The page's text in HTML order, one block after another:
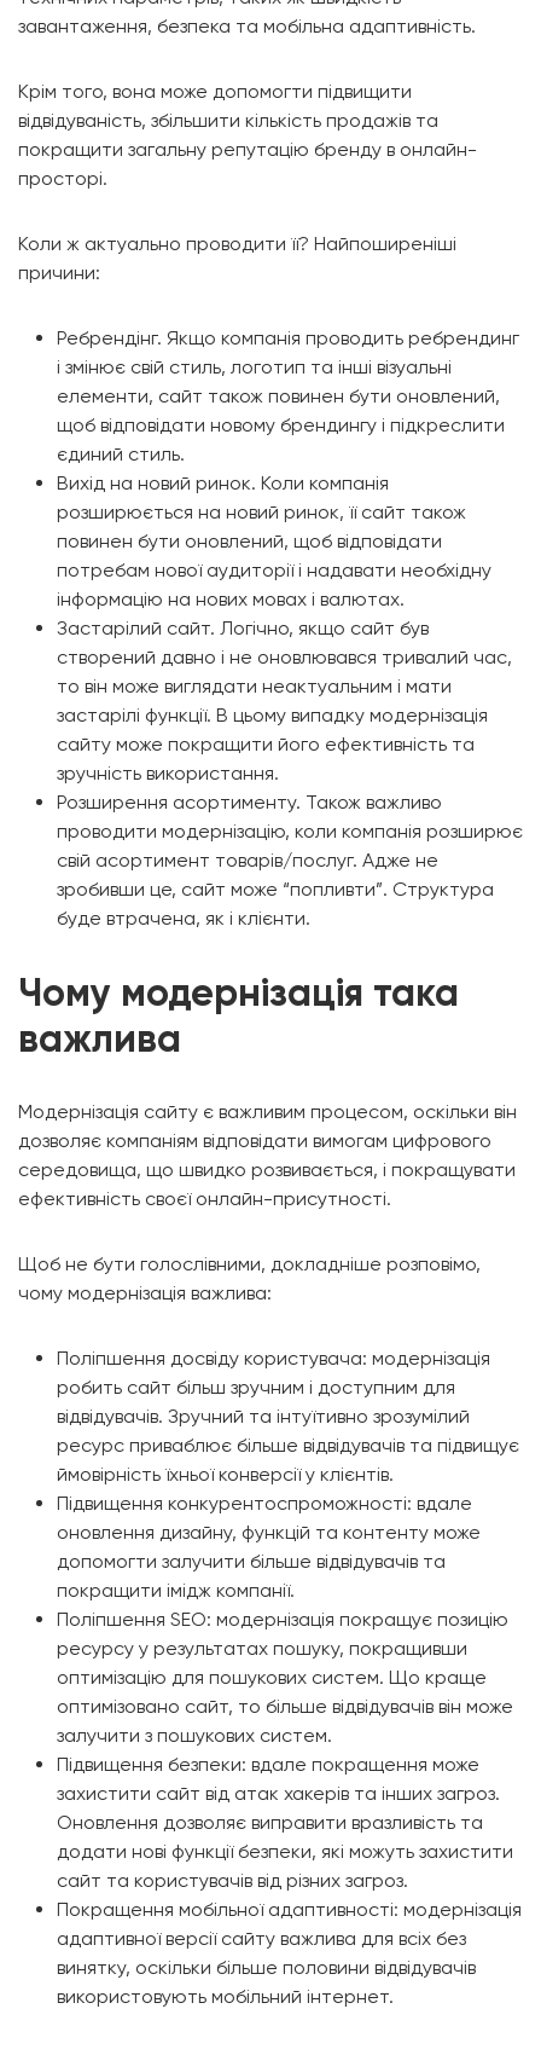
завантаження, безпека та мобільна адаптивність.
Крім того, вона може допомогти підвищити
відвідуваність, збільшити кількість продажів та
покращити загальну репутацію бренду в онлайн-
просторі.
Коли ж актуально проводити її? Найпоширеніші
причини:
Ребрендінг. Якщо компанія проводить ребрендинг
і змінює свій стиль, логотип та інші візуальні
елементи, сайт також повинен бути оновлений,
щоб відповідати новому брендингу і підкреслити
єдиний стиль.
Вихід на новий ринок. Коли компанія
розширюється на новий ринок, її сайт також
повинен бути оновлений, щоб відповідати
потребам нової аудиторії і надавати необхідну
інформацію на нових мовах і валютах.
Застарілий сайт. Логічно, якщо сайт був
створений давно і не оновлювався тривалий час,
то він може виглядати неактуальним і мати
застарілі функції. В цьому випадку модернізація
сайту може покращити його ефективність та
зручність використання.
Розширення асортименту. Також важливо
проводити модернізацію, коли компанія розширює
свій асортимент товарів/послуг. Адже не
зробивши це, сайт може “попливти”. Структура
буде втрачена, як і клієнти.
Чому модернізація така
важлива
Модернізація сайту є важливим процесом, оскільки він
дозволяє компаніям відповідати вимогам цифрового
середовища, що швидко розвивається, і покращувати
ефективність своєї онлайн-присутності.
Щоб не бути голослівними, докладніше розповімо,
чому модернізація важлива:
Поліпшення досвіду користувача: модернізація
робить сайт більш зручним і доступним для
відвідувачів. Зручний та інтуїтивно зрозумілий
ресурс приваблює більше відвідувачів та підвищує
ймовірність їхньої конверсії у клієнтів.
Підвищення конкурентоспроможності: вдале
оновлення дизайну, функцій та контенту може
допомогти залучити більше відвідувачів та
покращити імідж компанії.
Поліпшення SEO: модернізація покращує позицію
ресурсу у результатах пошуку, покращивши
оптимізацію для пошукових систем. Що краще
оптимізовано сайт, то більше відвідувачів він може
залучити з пошукових систем.
Підвищення безпеки: вдале покращення може
захистити сайт від атак хакерів та інших загроз.
Оновлення дозволяє виправити вразливість та
додати нові функції безпеки, які можуть захистити
сайт та користувачів від різних загроз.
Покращення мобільної адаптивності: модернізація
адаптивної версії сайту важлива для всіх без
винятку, оскільки більше половини відвідувачів
використовують мобільний інтернет.